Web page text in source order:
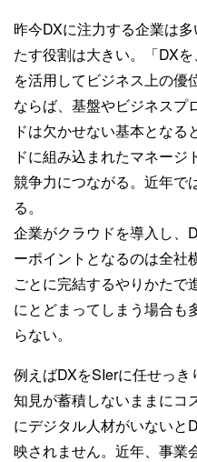
昨今DXに注力する企業は
たす役割は大きい。「DX
を活用してビジネス上の優
ならば、基盤やビジネスプ
ドは欠かせない基本とな
ドに組み込まれたマネー
競争力につながる。近年で
る。
企業がクラウドを導入し、
ーポイントとなるのは全社
ごとに完結するやりかたで
にとどまってしまう場合も
らない。
例えばDXをSIerに任せっ
知見が蓄積しないままにコ
にデジタル人材がいないと
映されません。近年、事業